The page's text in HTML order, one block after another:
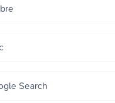
Search